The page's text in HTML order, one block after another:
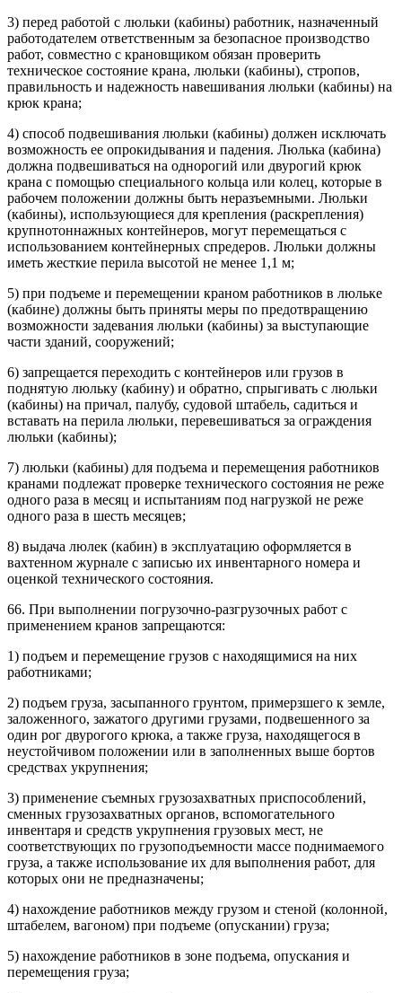
3) перед работой с люльки (кабины) работник, назначенный
работодателем ответственным за безопасное производство
работ, совместно с крановщиком обязан проверить
техническое состояние крана, люльки (кабины), стропов,
правильность и надежность навешивания люльки (кабины) на
крюк крана;
4) способ подвешивания люльки (кабины) должен исключать
возможность ее опрокидывания и падения. Люлька (кабина)
должна подвешиваться на однорогий или двурогий крюк
крана с помощью специального кольца или колец, которые в
рабочем положении должны быть неразъемными. Люльки
(кабины), использующиеся для крепления (раскрепления)
крупнотоннажных контейнеров, могут перемещаться с
использованием контейнерных спредеров. Люльки должны
иметь жесткие перила высотой не менее 1,1 м;
5) при подъеме и перемещении краном работников в люльке
(кабине) должны быть приняты меры по предотвращению
возможности задевания люльки (кабины) за выступающие
части зданий, сооружений;
6) запрещается переходить с контейнеров или грузов в
поднятую люльку (кабину) и обратно, спрыгивать с люльки
(кабины) на причал, палубу, судовой штабель, садиться и
вставать на перила люльки, перевешиваться за ограждения
люльки (кабины);
7) люльки (кабины) для подъема и перемещения работников
кранами подлежат проверке технического состояния не реже
одного раза в месяц и испытаниям под нагрузкой не реже
одного раза в шесть месяцев;
8) выдача люлек (кабин) в эксплуатацию оформляется в
вахтенном журнале с записью их инвентарного номера и
оценкой технического состояния.
66. При выполнении погрузочно-разгрузочных работ с
применением кранов запрещаются:
1) подъем и перемещение грузов с находящимися на них
работниками;
2) подъем груза, засыпанного грунтом, примерзшего к земле,
заложенного, зажатого другими грузами, подвешенного за
один рог двурогого крюка, а также груза, находящегося в
неустойчивом положении или в заполненных выше бортов
средствах укрупнения;
3) применение съемных грузозахватных приспособлений,
сменных грузозахватных органов, вспомогательного
инвентаря и средств укрупнения грузовых мест, не
соответствующих по грузоподъемности массе поднимаемого
груза, а также использование их для выполнения работ, для
которых они не предназначены;
4) нахождение работников между грузом и стеной (колонной,
штабелем, вагоном) при подъеме (опускании) груза;
5) нахождение работников в зоне подъема, опускания и
перемещения груза;